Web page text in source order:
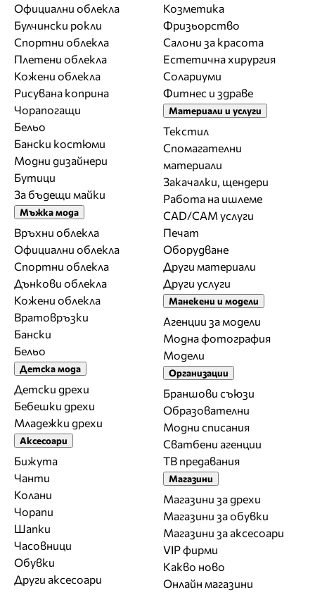
Официални облекла
Булчински рокли
Спортни облекла
Плетени облекла
Кожени облекла
Рисувана коприна
Чорапогащи
Бельо
Бански костюми
Модни дизайнери
Бутици
За бъдещи майки
Мъжка мода
Връхни облекла
Официални облекла
Спортни облекла
Дънкови облекла
Кожени облекла
Вратовръзки
Бански
Бельо
Детска мода
Детски дрехи
Бебешки дрехи
Младежки дрехи
Аксесоари
Бижута
Чанти
Колани
Чорапи
Шапки
Часовници
Обувки
Други аксесоари
Козметика
Фризьорство
Салони за красота
Естетична хирургия
Солариуми
Фитнес и здраве
Материали и услуги
Текстил
Спомагателни
материали
Закачалки, щендери
Работа на ишлеме
CAD/CAM услуги
Печат
Оборудване
Други материали
Други услуги
Манекени и модели
Агенции за модели
Модна фотография
Модели
Организации
Браншови съюзи
Образователни
Модни списания
Сватбени агенции
ТВ предавания
Магазини
Магазини за дрехи
Магазини за обувки
Магазини за aксесоари
VIP фирми
Какво ново
Онлайн магазини